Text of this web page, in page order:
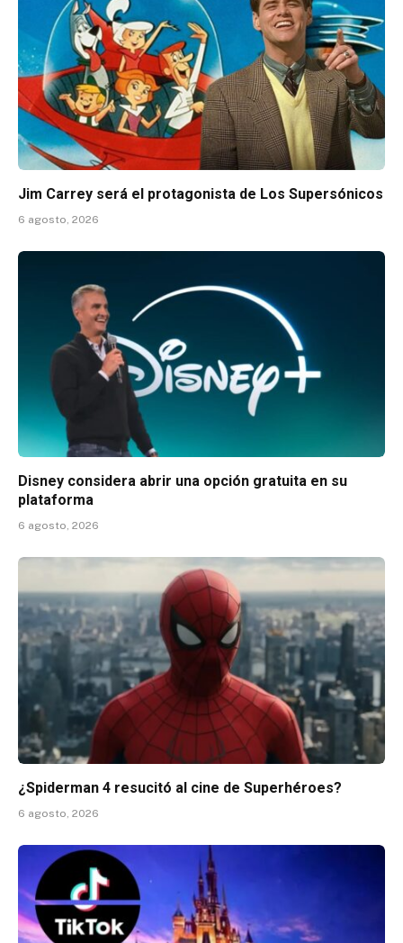
Jim Carrey será el protagonista de Los Supersónicos
6 agosto, 2026
Disney considera abrir una opción gratuita en su
plataforma
6 agosto, 2026
¿Spiderman 4 resucitó al cine de Superhéroes?
6 agosto, 2026